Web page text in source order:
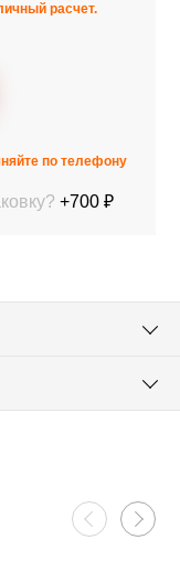
расчет.
по телефону
+700 ₽